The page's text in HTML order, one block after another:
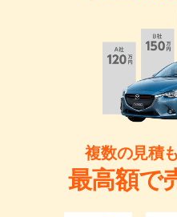
複数の見積
最高額で